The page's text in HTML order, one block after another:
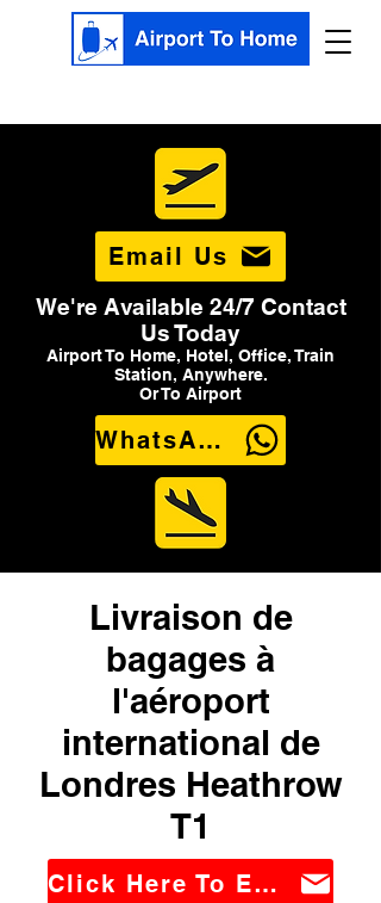
Email Us
We're Available 24/7 Contact
Us Today
Airport To Home, Hotel, Office, Train
Station, Anywhere.
Or To Airport
WhatsApp Us
Livraison de
bagages à
l'aéroport
international de
Londres Heathrow
T1
Click Here To Email Us